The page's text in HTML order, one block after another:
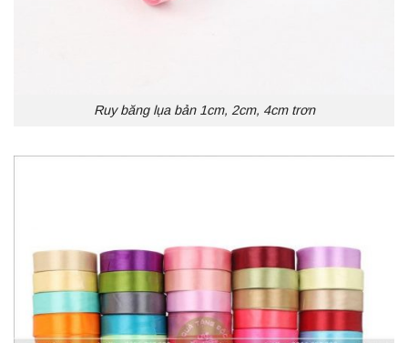
Ruy băng lụa bản 1cm, 2cm, 4cm trơn